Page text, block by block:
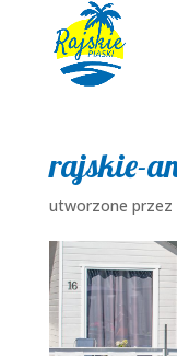
rajskie-
utworzone przez